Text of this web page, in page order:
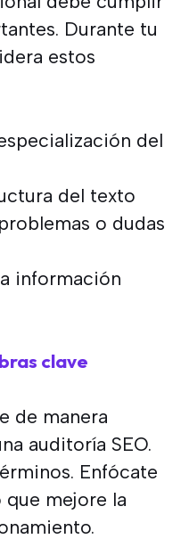
Durante tu
estos
del
del texto
o dudas
información
clave
de manera
auditoría SEO.
Enfócate
mejore la